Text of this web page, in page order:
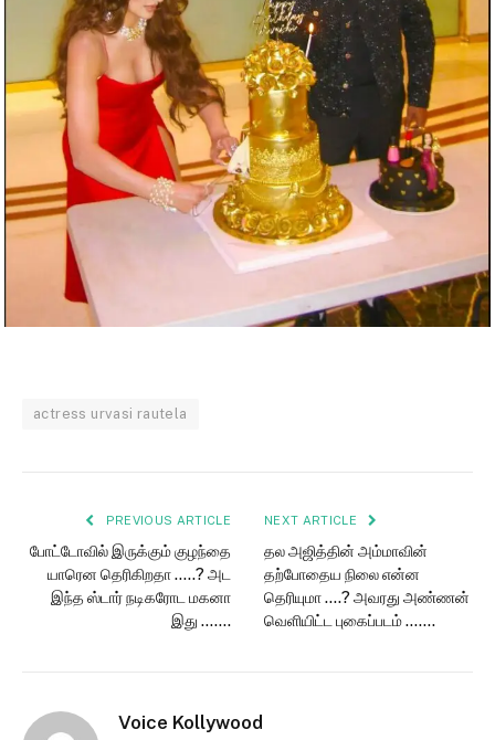
actress urvasi rautela
PREVIOUS ARTICLE
போட்டோவில் இருக்கும் குழந்தை
யாரென தெரிகிறதா …..? அட
இந்த ஸ்டார் நடிகரோட மகனா
இது …….
NEXT ARTICLE
தல அஜித்தின் அம்மாவின்
தற்போதைய நிலை என்ன
தெரியுமா ….? அவரது அண்ணன்
வெளியிட்ட புகைப்படம் …….
Voice Kollywood